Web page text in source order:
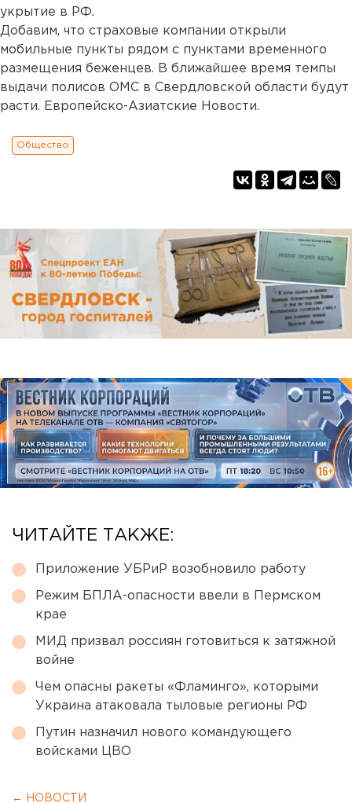
укрытие в РФ.
Добавим, что страховые компании открыли
мобильные пункты рядом с пунктами временного
размещения беженцев. В ближайшее время темпы
выдачи полисов ОМС в Свердловской области будут
расти. Европейско-Азиатские Новости.
Общество
ЧИТАЙТЕ ТАКЖЕ:
Приложение УБРиР возобновило работу
Режим БПЛА-опасности ввели в Пермском
крае
МИД призвал россиян готовиться к затяжной
войне
Чем опасны ракеты «Фламинго», которыми
Украина атаковала тыловые регионы РФ
Путин назначил нового командующего
войсками ЦВО
← НОВОСТИ